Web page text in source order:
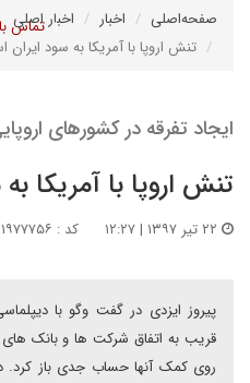
تماس صفحه‌اصلی اخبار
اخبار اصلی
تنش اروپا با آمریکا به سود
ایجاد تفرقه در کشورهای
تنش اروپا با آمریکا
کد : ۱۹۷۷۷۵۶
پیروز ایزدی در گفت وگو با
قریب به اتفاق شرکت ها و بانک
روی کمک آنها حساب جدی باز کرد.